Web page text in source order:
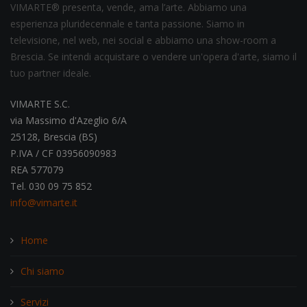
VIMARTE® presenta, vende, ama l’arte. Abbiamo una
esperienza pluridecennale e tanta passione. Siamo in
televisione, nel web, nei social e abbiamo una show-room a
Brescia. Se intendi acquistare o vendere un'opera d'arte, siamo il
tuo partner ideale.
VIMARTE S.C.
via Massimo d'Azeglio 6/A
25128, Brescia (BS)
P.IVA / CF 03956090983
REA 577079
Tel. 030 09 75 852
info@vimarte.it
Home
Chi siamo
Servizi